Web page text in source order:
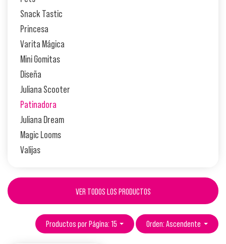
Snack Tastic
Princesa
Varita Mágica
Mini Gomitas
Diseña
Juliana Scooter
Patinadora
Juliana Dream
Magic Looms
Valijas
VER TODOS LOS PRODUCTOS
Productos por Página: 15 Orden: Ascendente